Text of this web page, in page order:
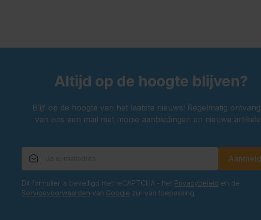
Altijd op de hoogte blijven?
Blijf op de hoogte van het laatste nieuws! Regelmatig
van ons een mail met mooie aanbiedingen en nieuwe
Dit formulier is beveiligd met reCAPTCHA - het Privacybeleid en de
Servicevoorwaarden van Google zijn van toepassing.